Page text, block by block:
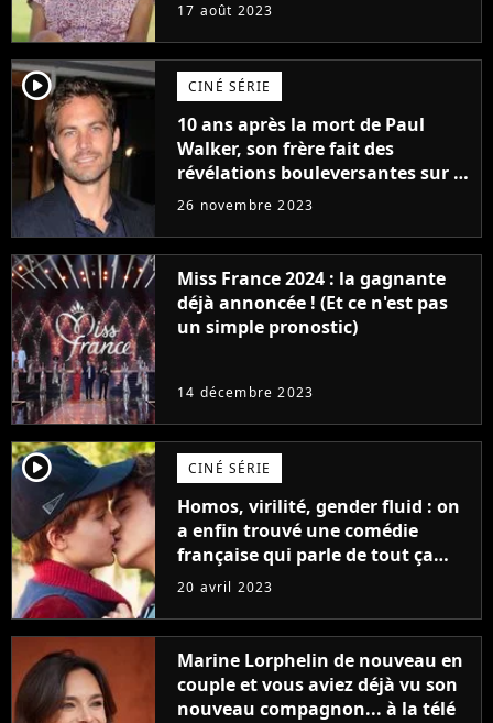
17 août 2023
player2 CINÉ SÉRIE
10 ans après la mort de Paul
Walker, son frère fait des
révélations bouleversantes sur la
réaction des acteurs de Fast and
26 novembre 2023
Miss France 2024 : la gagnante
déjà annoncée ! (Et ce n'est pas
un simple pronostic)
14 décembre 2023
player2 CINÉ SÉRIE
Homos, virilité, gender fluid : on
a enfin trouvé une comédie
française qui parle de tout ça
sans être super ringarde
20 avril 2023
Marine Lorphelin de nouveau en
couple et vous aviez déjà vu son
nouveau compagnon... à la télé